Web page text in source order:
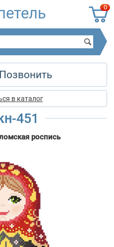
0
Позвонить
в каталог
451
роспись